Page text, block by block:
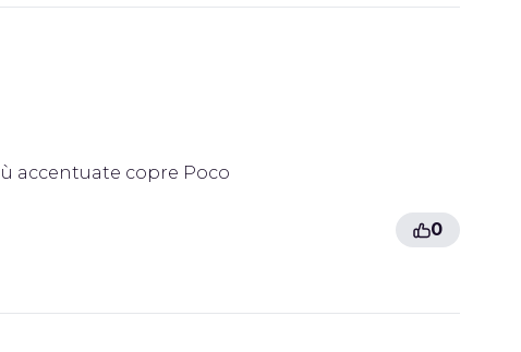
accentuate copre Poco
0